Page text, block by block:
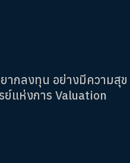
ากลงทุน อย่างมีความสุข
แห่งการ Valuation